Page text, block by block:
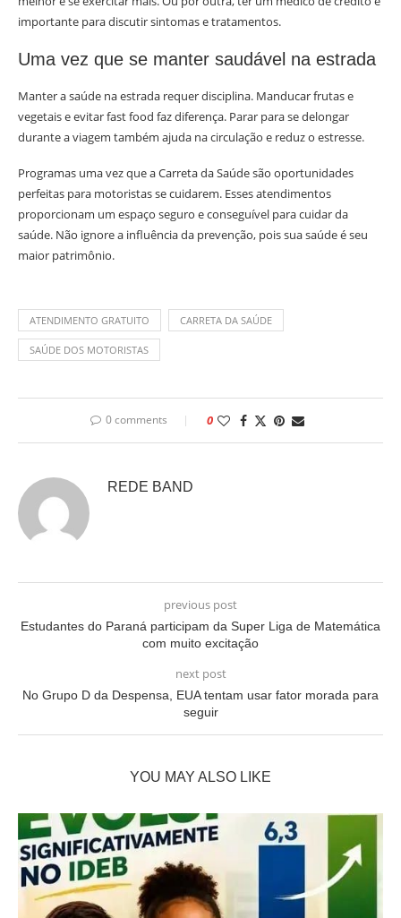
importante para discutir sintomas e tratamentos.
Uma vez que se manter saudável na estrada
Manter a saúde na estrada requer disciplina. Manducar frutas e
vegetais e evitar fast food faz diferença. Parar para se delongar
durante a viagem também ajuda na circulação e reduz o estresse.
Programas uma vez que a Carreta da Saúde são oportunidades
perfeitas para motoristas se cuidarem. Esses atendimentos
proporcionam um espaço seguro e conseguível para cuidar da
saúde. Não ignore a influência da prevenção, pois sua saúde é seu
maior patrimônio.
ATENDIMENTO GRATUITO CARRETA DA SAÚDE
SAÚDE DOS MOTORISTAS
0 comments 0
REDE BAND
previous post
Estudantes do Paraná participam da Super Liga de Matemática
com muito excitação
next post
No Grupo D da Despensa, EUA tentam usar fator morada para
seguir
YOU MAY ALSO LIKE